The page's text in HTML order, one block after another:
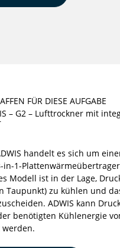
FÜR DIESE AUFGABE
– G2 – Lufttrockner mit
handelt es sich um
in-1-
Modell ist in der Lage,
Taupunkt) zu kühlen und
ADWIS kann
benötigten Kühlenergie